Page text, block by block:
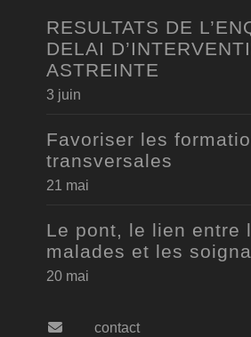
RESULTATS DE
DELAI
ASTREINTE
3 juin
Favoriser les
transversales
21 mai
Le pont, le lien entre
malades et les
20 mai
contact